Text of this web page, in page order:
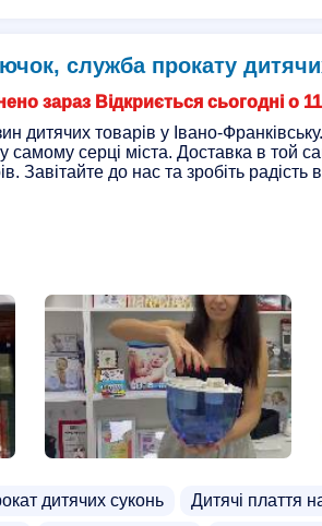
служба прокату
зараз Відкриється сьогодні о
дитячих товарів у Івано-
у самому серці міста. Доставка в той
Завітайте до нас та зробіть радість
дитячих суконь Дитячі плаття